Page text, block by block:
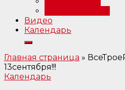
Видео
Календарь
Главная страница »
13сентября!!!
Календарь